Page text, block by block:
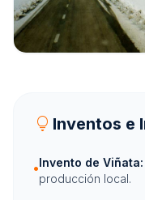
lightbulb Inventos e
•Invento de Viñata:
producción local.